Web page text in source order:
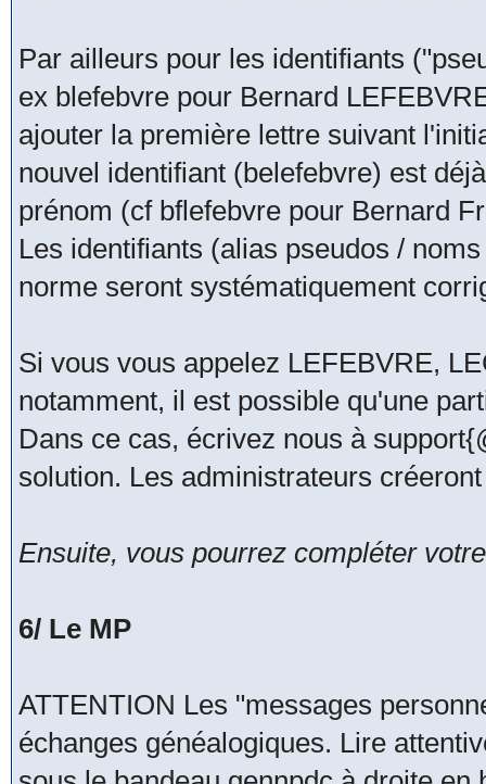
Par ailleurs pour les identifiants
ex blefebvre pour Bernard
ajouter la première lettre suivant
nouvel identifiant (belefebvre) est
prénom (cf bflefebvre pour Bernard
Les identifiants (alias pseudos /
norme seront systématiquement
Si vous vous appelez LEFEBVRE,
notamment, il est possible qu'une
Dans ce cas, écrivez nous à
solution. Les administrateurs
Ensuite, vous pourrez compléter
6/ Le MP
ATTENTION Les "messages
échanges généalogiques. Lire